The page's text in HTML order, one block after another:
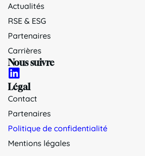
Actualités
RSE & ESG
Partenaires
Carrières
Nous suivre
Légal
Contact
Partenaires
Politique de confidentialité
Mentions légales